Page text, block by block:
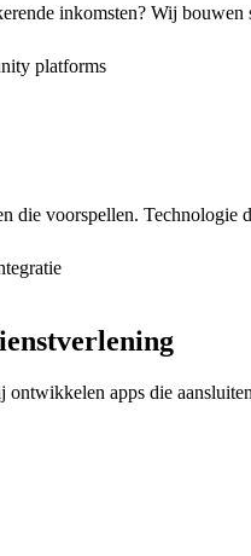
inkomsten? Wij bouwen
platforms
die voorspellen. Technologie
apps die